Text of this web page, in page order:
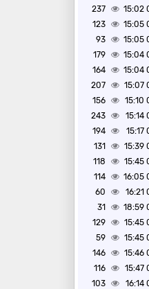
237
123
93
179
164
207
156
243
194
131
118
114
60
31
129
59
146
116
103